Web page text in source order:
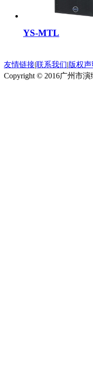
YS-MTL
友情链接|联系我们|版权声
Copyright © 2016广州市